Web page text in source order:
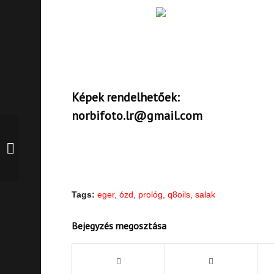
Képek rendelhetőek:
norbifoto.lr@gmail.com
Tags: eger,ózd prológ ,q8oils ,salak
Bejegyzés megosztása